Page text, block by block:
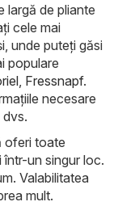
largă de pliante
cele mai
unde puteți găsi
populare
Fressnapf.
necesare
dvs.
oferi toate
un singur loc.
Valabilitatea
mult.